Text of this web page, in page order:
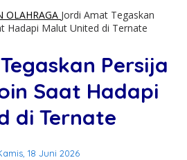
OLAHRAGA Jordi Amat Tegaskan
Hadapi Malut United di Ternate
Persija
Saat Hadapi
di Ternate
18 Juni 2026